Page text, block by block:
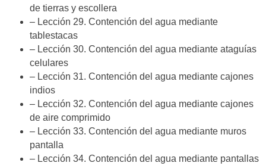
de tierras y escollera
– Lección 29. Contención del agua mediante
tablestacas
– Lección 30. Contención del agua mediante ataguías
celulares
– Lección 31. Contención del agua mediante cajones
indios
– Lección 32. Contención del agua mediante cajones
de aire comprimido
– Lección 33. Contención del agua mediante muros
pantalla
– Lección 34. Contención del agua mediante pantallas